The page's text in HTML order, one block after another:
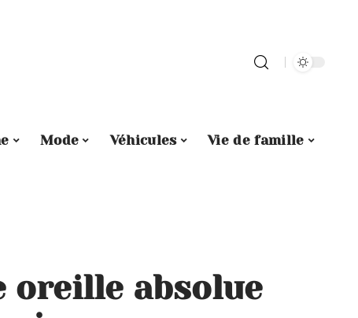
Mode Véhicules
Vie de famille
oreille absolue